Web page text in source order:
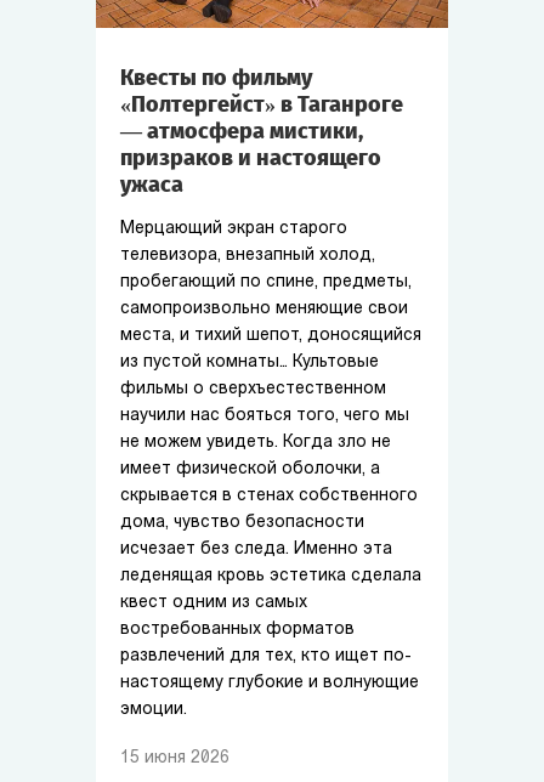
Квесты по фильму
«Полтергейст» в Таганроге
— атмосфера мистики,
призраков и настоящего
ужаса
Мерцающий экран старого
телевизора, внезапный холод,
пробегающий по спине, предметы,
самопроизвольно меняющие свои
места, и тихий шепот, доносящийся
из пустой комнаты… Культовые
фильмы о сверхъестественном
научили нас бояться того, чего мы
не можем увидеть. Когда зло не
имеет физической оболочки, а
скрывается в стенах собственного
дома, чувство безопасности
исчезает без следа. Именно эта
леденящая кровь эстетика сделала
квест одним из самых
востребованных форматов
развлечений для тех, кто ищет по-
настоящему глубокие и волнующие
эмоции.
15 июня 2026